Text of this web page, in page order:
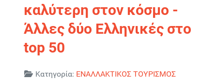
καλύτερη στον κόσμο -
Άλλες δύο Ελληνικές στο
top 50
Λεπτομέρειες
Κατηγορία: ΕΝΑΛΛΑΚΤΙΚΟΣ ΤΟΥΡΙΣΜΟΣ